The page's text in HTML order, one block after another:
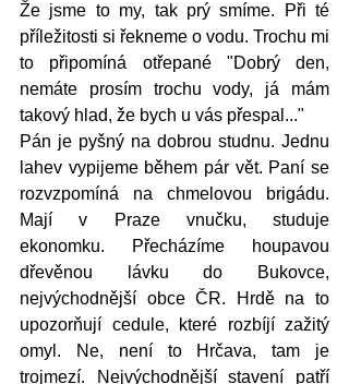
Že jsme to my, tak prý smíme. Při té
příležitosti si řekneme o vodu. Trochu mi
to připomíná otřepané "Dobrý den,
nemáte prosím trochu vody, já mám
takový hlad, že bych u vás přespal..."
Pán je pyšný na dobrou studnu. Jednu
lahev vypijeme během pár vět. Paní se
rozvzpomíná na chmelovou brigádu.
Mají v Praze vnučku, studuje
ekonomku. Přecházíme houpavou
dřevěnou lávku do Bukovce,
nejvýchodnější obce ČR. Hrdě na to
upozorňují cedule, které rozbíjí zažitý
omyl. Ne, není to Hrčava, tam je
trojmezí. Nejvýchodnější stavení patří